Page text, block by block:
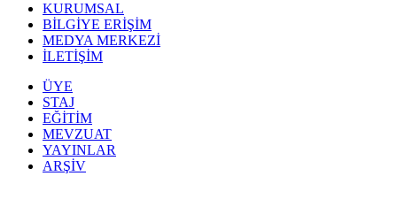
KURUMSAL
BİLGİYE ERİŞİM
MEDYA MERKEZİ
İLETİŞİM
ÜYE
STAJ
EĞİTİM
MEVZUAT
YAYINLAR
ARŞİV